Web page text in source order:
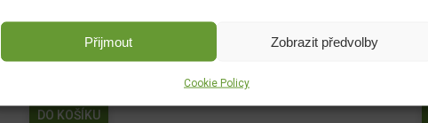
Přijmout Zobrazit předvolby
Cookie Policy
NATURA Kapalné hnojivo na vyvýšené záhony 1l
DO KOŠÍKU